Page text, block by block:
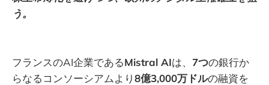
う。
フランスのAI企業であるMistral AIは、 7つの銀行か
らなるコンソーシアムより8億3,000万ドルの融資を